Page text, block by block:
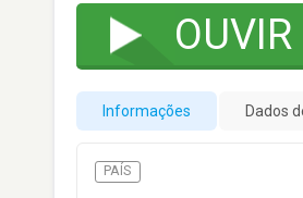
OUVIR
Informações Dados
PAÍS